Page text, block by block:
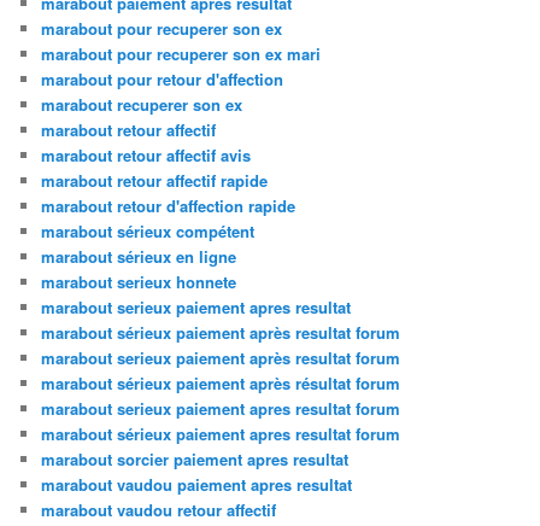
marabout pour recuperer son ex
marabout pour recuperer son ex mari
marabout pour retour d'affection
marabout recuperer son ex
marabout retour affectif
marabout retour affectif avis
marabout retour affectif rapide
marabout retour d'affection rapide
marabout sérieux compétent
marabout sérieux en ligne
marabout serieux honnete
marabout serieux paiement apres resultat
marabout sérieux paiement après resultat forum
marabout serieux paiement après resultat forum
marabout sérieux paiement après résultat forum
marabout serieux paiement apres resultat forum
marabout sérieux paiement apres resultat forum
marabout sorcier paiement apres resultat
marabout vaudou paiement apres resultat
marabout vaudou retour affectif